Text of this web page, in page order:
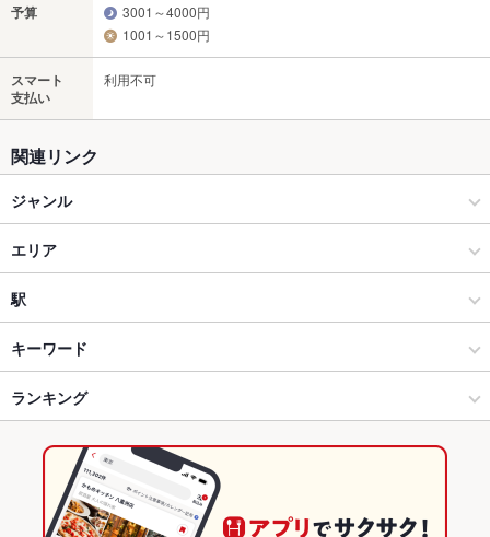
予算
3001～4000円
1001～1500円
スマート
支払い
利用不可
関連リンク
ジャンル
ダイニングバー・バル
洋・和洋・各国料理・その他
心斎橋・なんば・南船場・堀江 × ダイニングバー・バル
心斎橋・なんば・南船場・堀江 × 洋・和洋・各国料理・その他
なんば駅 × ダイニングバー・バル
なんば駅 × 洋・和洋・各国料理・その他
エリア
難波
難波 × ダイニングバー・バル
難波 × 洋・和洋・各国料理・その他
大阪 × ダイニングバー・バル
駅
大阪難波駅
なんば駅
難波駅
キーワード
バーベキュー
ランキング
大阪のグルメランキング
大阪のダイニングバー・バルランキング